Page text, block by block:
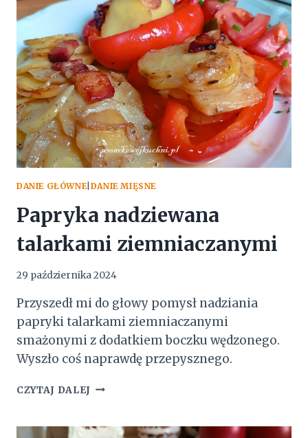
DANIE GŁÓWNE| DANIE MIĘSNE
Papryka nadziewana
talarkami ziemniaczanymi
29 października 2024
Przyszedł mi do głowy pomysł nadziania
papryki talarkami ziemniaczanymi
smażonymi z dodatkiem boczku wędzonego.
Wyszło coś naprawdę przepysznego.
CZYTAJ DALEJ PAPRYKA
ZIEMNIACZANYMI